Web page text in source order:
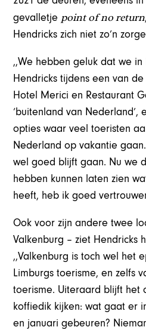
gevalletje point of no return
Hendricks zich niet zo’n
,,We hebben geluk dat we in
Hendricks tijdens een van
Hotel Merici en Restaurant
‘buitenland van Nederland’,
opties waar veel toeristen
Nederland op vakantie
wel goed blijft gaan. Nu we
hebben kunnen laten zien
heeft, heb ik goed
Ook voor zijn andere twee
Valkenburg – ziet Hendricks
,,Valkenburg is toch wel het
Limburgs toerisme, en zelfs
toerisme. Uiteraard blijft het
koffiedik kijken: wat gaat er
en januari gebeuren?